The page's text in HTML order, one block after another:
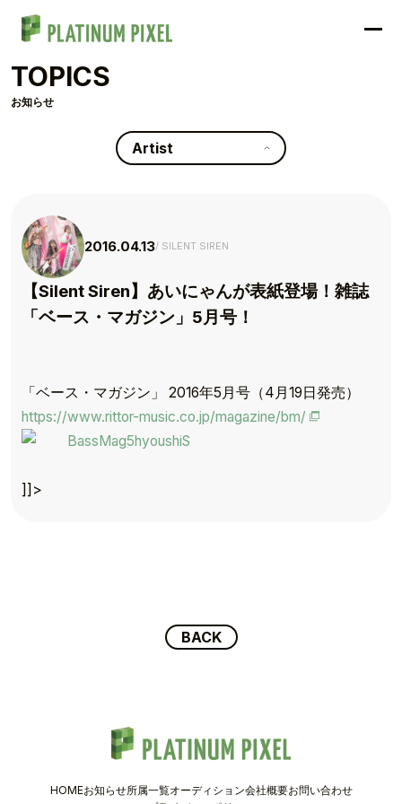
TOP
TOPICS
AUDITION
COMPANY
TOPICS
お知らせ
Artist
2016.04.13 SILENT SIREN
【Silent Siren】あいにゃんが表紙登場！雑誌
「ベース・マガジン」5月号！
「ベース・マガジン」 2016年5月号（4月19日発売）
https://www.rittor-music.co.jp/magazine/bm/
]]>
BACK
HOMEお知らせ所属一覧オーディション会社概要お問い合わせ